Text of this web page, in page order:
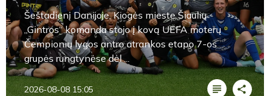
Šeštadienį Danijoje, Kiogės mieste Šiaulių
„Gintros“ komanda stojo į kovą UEFA moterų
Čempionių lygos antro atrankos etapo 7-os
grupės rungtynėse dėl ...
2026-08-08 15:05